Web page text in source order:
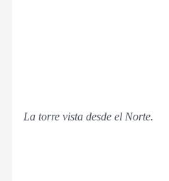
La torre vista desde el Norte.